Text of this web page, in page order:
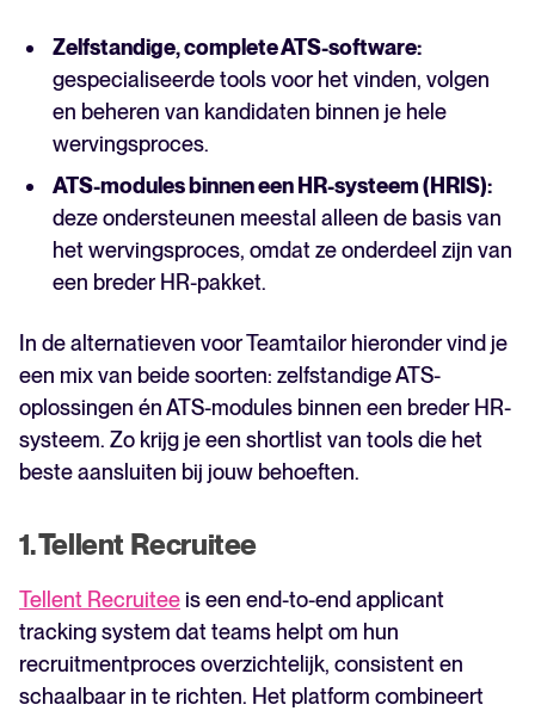
Zelfstandige, complete ATS-software:
gespecialiseerde tools voor het vinden, volgen
en beheren van kandidaten binnen je hele
wervingsproces.
ATS-modules binnen een HR-systeem (HRIS):
deze ondersteunen meestal alleen de basis van
het wervingsproces, omdat ze onderdeel zijn van
een breder HR-pakket.
In de alternatieven voor Teamtailor hieronder vind je
een mix van beide soorten: zelfstandige ATS-
oplossingen én ATS-modules binnen een breder HR-
systeem. Zo krijg je een shortlist van tools die het
beste aansluiten bij jouw behoeften.
1. Tellent Recruitee
Tellent Recruiteeis een end-to-end applicant
tracking system dat teams helpt om hun
recruitmentproces overzichtelijk, consistent en
schaalbaar in te richten. Het platform combineert